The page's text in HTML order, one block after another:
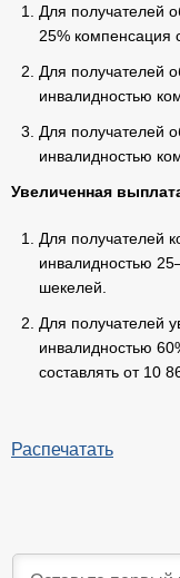
Для получателей
25% компенсация
Для получателей
инвалидностью
Для получателей
инвалидностью
Увеличенная
Для получателей
инвалидностью
шекелей.
Для получателей
инвалидностью
составлять от 10
Распечатать